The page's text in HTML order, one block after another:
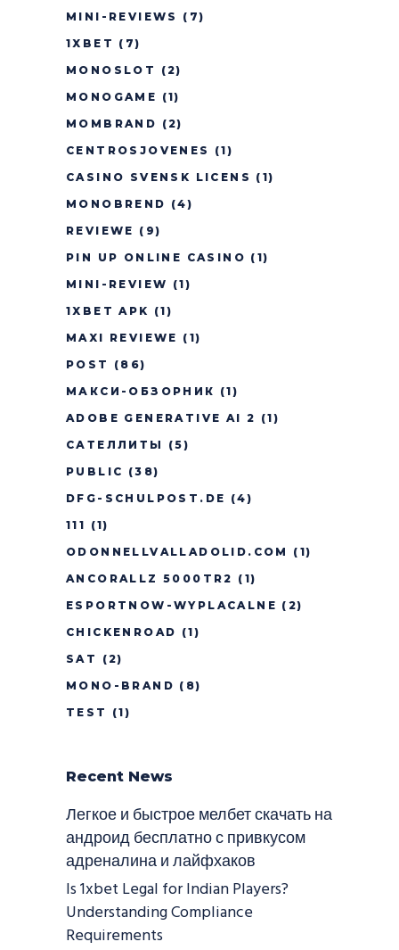
MINI-REVIEWS
(7)
1XBET (7)
MONOSLOT
(2)
MONOGAME (1)
MOMBRAND (2)
CENTROSJOVENES
(1)
CASINO SVENSK LICENS (1)
MONOBREND (4)
REVIEWE (9)
PIN UP ONLINE CASINO (1)
MINI-REVIEW (1)
1XBET APK (1)
MAXI REVIEWE (1)
POST
(86)
МАКСИ-ОБЗОРНИК (1)
ADOBE GENERATIVE AI 2 (1)
САТЕЛЛИТЫ
(5)
PUBLIC (38)
DFG-SCHULPOST.DE (4)
111 (1)
ODONNELLVALLADOLID.COM
(1)
ANCORALLZ 5000TR2 (1)
ESPORTNOW-WYPLACALNE (2)
CHICKENROAD (1)
SAT
(2)
MONO-BRAND (8)
TEST
(1)
Recent News
Легкое и быстрое мелбет скачать на
андроид бесплатно с привкусом
адреналина и лайфхаков
Is 1xbet Legal for Indian Players?
Understanding Compliance
Requirements